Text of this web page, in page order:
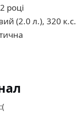
році
(2.0 л.), 320 к.с.